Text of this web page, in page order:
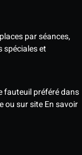
par séances,
spéciales et
fauteuil préféré dans
ou sur siteEn savoir